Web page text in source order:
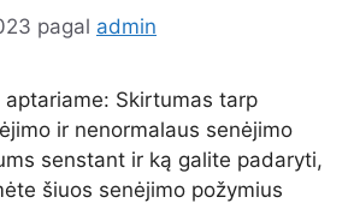
pagal admin
aptariame: Skirtumas tarp
ir nenormalaus senėjimo
senstant ir ką galite padaryti,
šiuos senėjimo požymius